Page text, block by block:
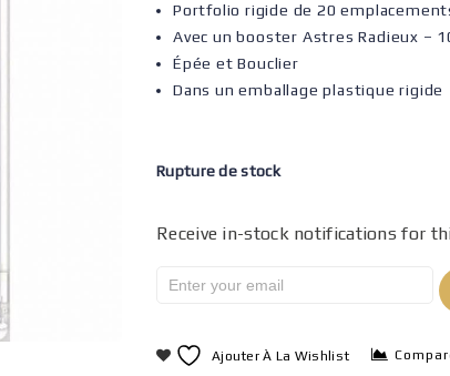
Portfolio rigide de 20
Avec un booster Astres Radieux –
Épée et Bouclier
Dans un emballage plastique rigide
Rupture de stock
Receive in-stock notifications for
Ajouter À La Wishlist